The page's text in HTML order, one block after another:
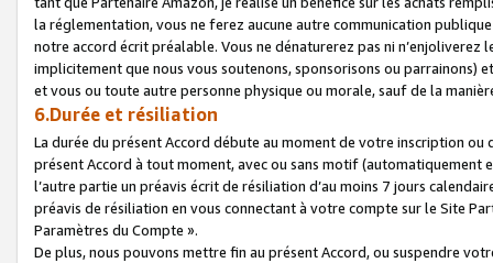
la réglementation, vous ne ferez aucune autre communication
notre accord écrit préalable. Vous ne dénaturerez pas ni
implicitement que nous vous soutenons, sponsorisons ou parrainons)
et vous ou toute autre personne physique ou morale, sauf de la
6.Durée et résiliation
La durée du présent Accord débute au moment de votre inscription
présent Accord à tout moment, avec ou sans motif (automatiquement
l’autre partie un préavis écrit de résiliation d’au moins 7 jours
préavis de résiliation en vous connectant à votre compte sur le Site
Paramètres du Compte ».
De plus, nous pouvons mettre fin au présent Accord, ou suspendre